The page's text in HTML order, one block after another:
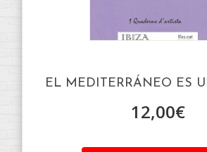
EL MEDITERRÁNEO ES
12,00€